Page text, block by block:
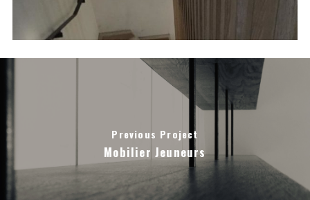
Previous Project
Mobilier Jeuneurs